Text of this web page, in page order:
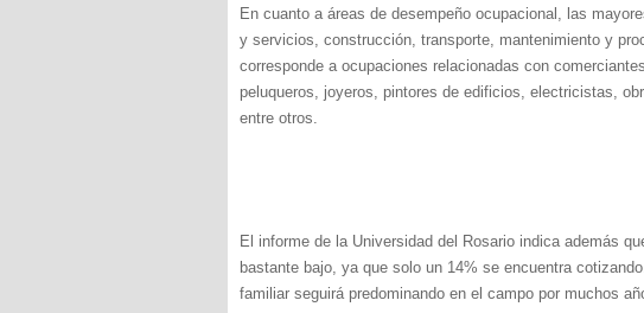
En cuanto a áreas de desempeño ocupacional, las
y servicios, construcción, transporte, mantenimiento y
corresponde a ocupaciones relacionadas con
peluqueros, joyeros, pintores de edificios, electricistas,
entre otros.
El informe de la Universidad del Rosario indica además
bastante bajo, ya que solo un 14% se encuentra
familiar seguirá predominando en el campo por muchos